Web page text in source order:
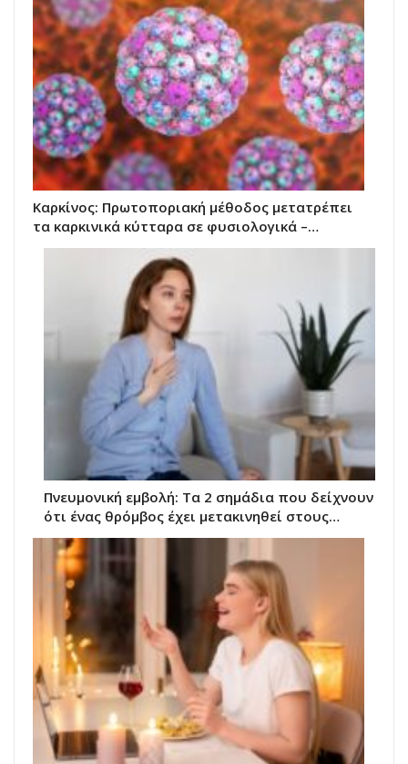
Καρκίνος: Πρωτοποριακή μέθοδος μετατρέπει
τα καρκινικά κύτταρα σε φυσιολογικά –…
Πνευμονική εμβολή: Τα 2 σημάδια που δείχνουν
ότι ένας θρόμβος έχει μετακινηθεί στους…